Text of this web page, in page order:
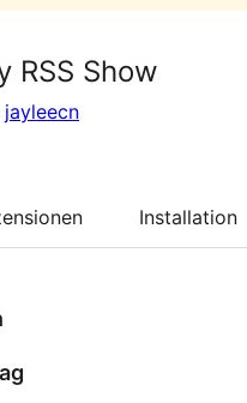
RSS Show
jayleecn
Installation